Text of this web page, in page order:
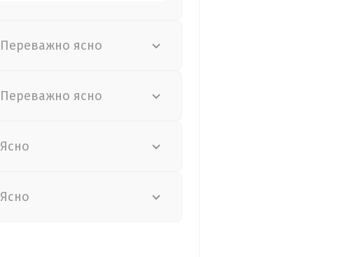
Переважно ясно
Переважно ясно
Ясно
Ясно